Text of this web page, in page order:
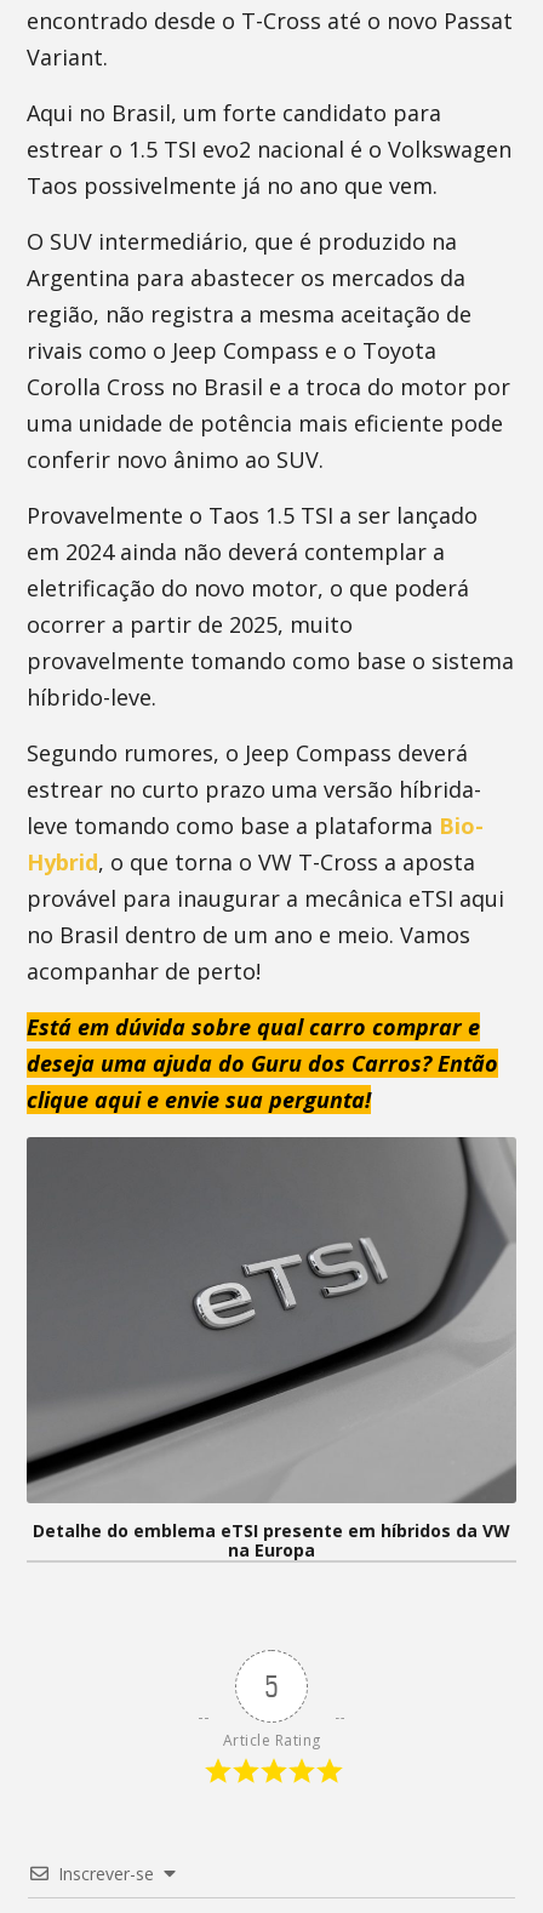
encontrado desde o T-Cross até o novo Passat
Variant.
Aqui no Brasil, um forte candidato para
estrear o 1.5 TSI evo2 nacional é o Volkswagen
Taos possivelmente já no ano que vem.
O SUV intermediário, que é produzido na
Argentina para abastecer os mercados da
região, não registra a mesma aceitação de
rivais como o Jeep Compass e o Toyota
Corolla Cross no Brasil e a troca do motor por
uma unidade de potência mais eficiente pode
conferir novo ânimo ao SUV.
Provavelmente o Taos 1.5 TSI a ser lançado
em 2024 ainda não deverá contemplar a
eletrificação do novo motor, o que poderá
ocorrer a partir de 2025, muito
provavelmente tomando como base o sistema
híbrido-leve.
Segundo rumores, o Jeep Compass deverá
estrear no curto prazo uma versão híbrida-
leve tomando como base a plataforma Bio-
Hybrid, o que torna o VW T-Cross a aposta
provável para inaugurar a mecânica eTSI aqui
no Brasil dentro de um ano e meio. Vamos
acompanhar de perto!
Está em dúvida sobre qual carro comprar e
deseja uma ajuda do Guru dos Carros? Então
clique aqui e envie sua pergunta!
Detalhe do emblema eTSI presente em híbridos da VW
na Europa
5
Article Rating
Inscrever-se